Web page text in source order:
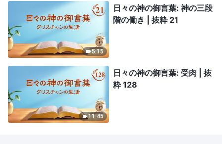
5:15
日々の神の御言葉: 神の三段
階の働き | 抜粋 21
11:45
日々の神の御言葉: 受肉 | 抜
粋 128